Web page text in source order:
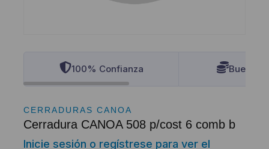
100% Confianza Buenos
CERRADURAS CANOA
Cerradura CANOA 508 p/cost 6 comb b
Inicie sesión o regístrese para ver el